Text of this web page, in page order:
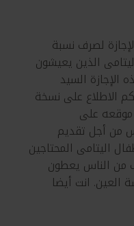
لصرف نسبة
الذين يعيشون
الإجازة السيد
الاطلاع على نسخة
موقعه على
من أجل تقديم
اليتامى المحتاجين
من الناس يعطون
انت أيضا